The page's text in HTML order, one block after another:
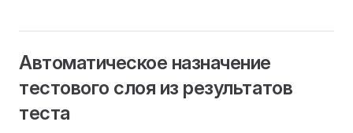
Автоматическое назначение
тестового слоя из результатов
теста